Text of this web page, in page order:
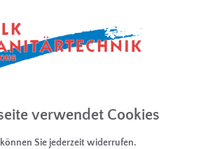
verwendet Cookies
Sie jederzeit widerrufen.